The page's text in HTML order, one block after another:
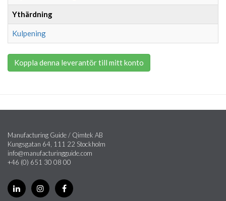
Ythärdning
Kulpening
Koppla denna leverantör till mitt konto
Manufacturing Guide / Qimtek AB
Kungsgatan 64, 111 22 Stockholm
info@manufacturingguide.com
+46 (0) 651 30 08 00